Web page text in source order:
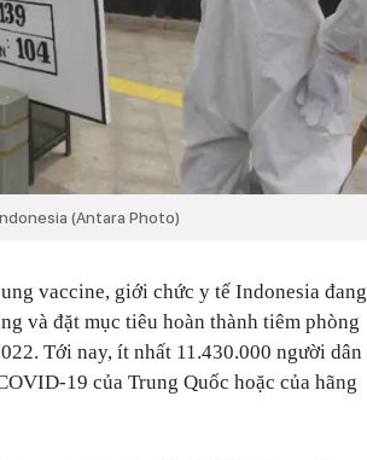
(Antara Photo)
vaccine, giới chức y tế Indonesia đang
và đặt mục tiêu hoàn thành tiêm phòng
Tới nay, ít nhất 11.430.000 người dân
19 của Trung Quốc hoặc của hãng